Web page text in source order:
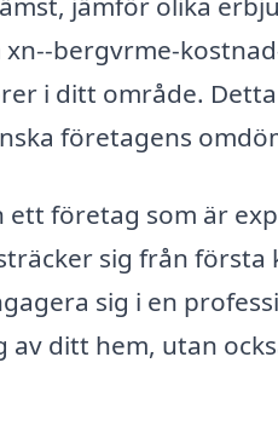
bergvrme-
i ditt område.
företagens
ett företag som är
sig från
sig i en
ditt hem, utan